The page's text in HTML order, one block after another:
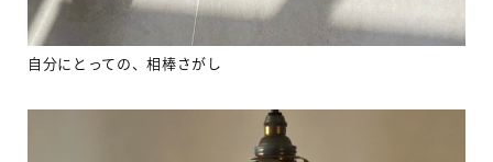
自分にとっての、相棒さがし